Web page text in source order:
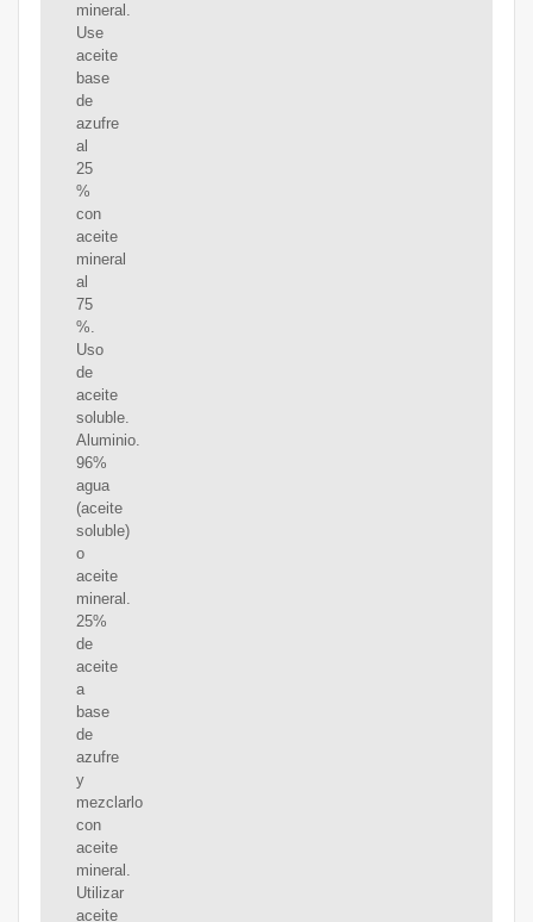
mineral.
Use
aceite
base
de
azufre
al
25
%
con
aceite
mineral
al
75
%.
Uso
de
aceite
soluble.
Aluminio.
96%
agua
(aceite
soluble)
o
aceite
mineral.
25%
de
aceite
a
base
de
azufre
y
mezclarlo
con
aceite
mineral.
Utilizar
aceite